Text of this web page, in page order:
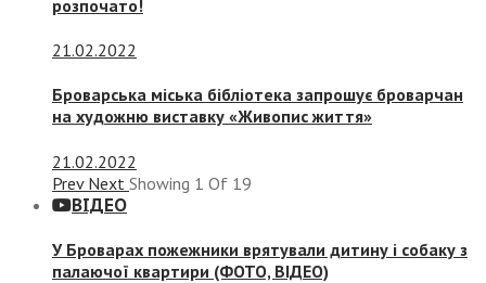
розпочато!
21.02.2022
Броварська міська бібліотека запрошує броварчан
на художню виставку «Живопис життя»
21.02.2022
Prev Next Showing 1 Of 19
ВІДЕО
У Броварах пожежники врятували дитину і собаку з
палаючої квартири (ФОТО, ВІДЕО)